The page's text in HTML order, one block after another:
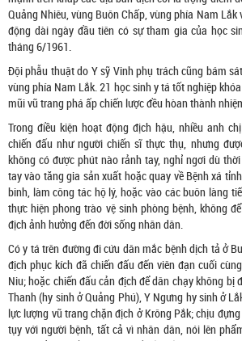
Quảng Nhiêu, vùng Buôn Chấp, vùng phía Nam Lắk
động dài ngày đầu tiên có sự tham gia của học
tháng 6/1961.
Đội phẫu thuật do Y sỹ Vinh phụ trách cũng bám
vùng phía Nam Lắk. 21 học sinh y tá tốt nghiệp
mũi vũ trang phá ấp chiến lược đều hòan thành
Trong điều kiện hoạt động địch hậu, nhiều anh
chiến đấu như người chiến sĩ thực thụ, nhưng
không có được phút nào rảnh tay, nghỉ ngơi dù
tay vào tăng gia sản xuất hoặc quay về Bệnh xá
binh, làm công tác hộ lý, hoặc vào các buôn làng
thực hiện phong trào vệ sinh phòng bệnh, không
địch ảnh hưởng đến đời sống nhân dân.
Có y tá trên đường đi cứu dân mắc bệnh dịch tả ở
địch phục kích đã chiến đấu đến viên đạn cuối
Niu; hoặc chiến đấu cản địch để dân chạy không bị
Thanh (hy sinh ở Quảng Phú), Y Ngưng hy sinh ở
lực lượng vũ trang chặn địch ở Krông Pắk; chịu
tụy với người bệnh, tất cả vì nhân dân, nói lên